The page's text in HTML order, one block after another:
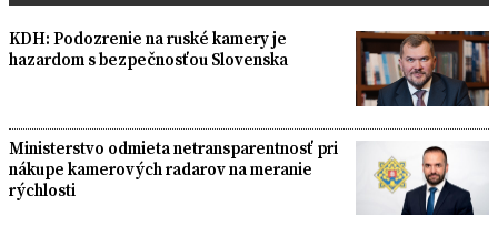
KDH: Podozrenie na ruské kamery je
hazardom s bezpečnosťou Slovenska
Ministerstvo odmieta netransparentnosť pri
nákupe kamerových radarov na meranie
rýchlosti